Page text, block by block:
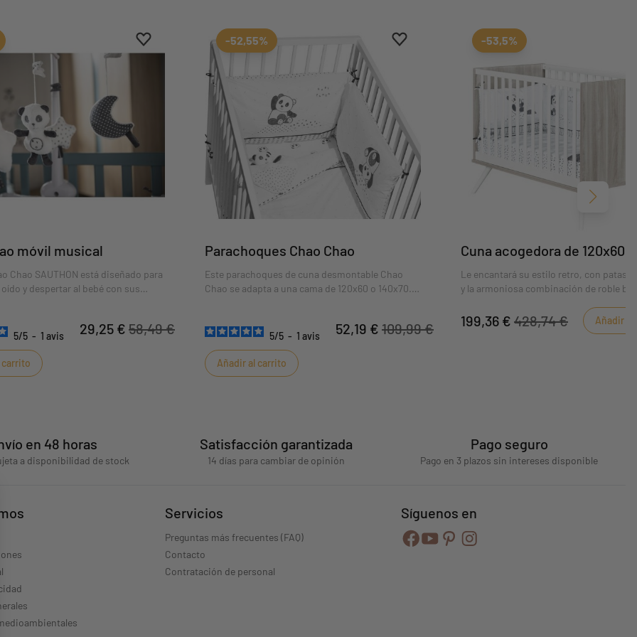
Aggiungi ai preferiti
borrar favoritos
móvil musical
Chao SAUTHON está diseñado para
y despertar al bebé con sus
5/5 - 1 avis 29,25 € 58,49 €
carrito
Aggiungi ai preferiti
borrar favoritos
-52,55%
Parachoques Chao Chao
Este parachoques de cuna desmontable Chao
Chao se adapta a una cama de 120x60 o 140x70.
5/5 - 1 avis 52,19 € 109,99 €
Añadir al carrito
-53,5%
Cuna acogedora de 120x60
Le encantará su estilo retro, con patas
y la armoniosa combinación de roble
199,36 € 428,74 € Añadir
en 48 horas
a disponibilidad de stock
Satisfacción garantizada
14 días para cambiar de opinión
Pago seguro
Pago en 3 plazos sin intereses disponible
Servicios
Preguntas más frecuentes (FAQ)
Contacto
Contratación de personal
Síguenos en